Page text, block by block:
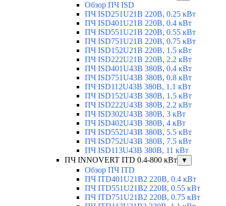
Обзор ПЧ ISD
ПЧ ISD251U21B 220В, 0.25 кВт
ПЧ ISD401U21B 220В, 0.4 кВт
ПЧ ISD551U21B 220В, 0.55 кВт
ПЧ ISD751U21B 220В, 0.75 кВт
ПЧ ISD152U21B 220В, 1.5 кВт
ПЧ ISD222U21B 220В, 2.2 кВт
ПЧ ISD401U43B 380В, 0.4 кВт
ПЧ ISD751U43B 380В, 0.8 кВт
ПЧ ISD112U43B 380В, 1.1 кВт
ПЧ ISD152U43B 380В, 1.5 кВт
ПЧ ISD222U43B 380В, 2.2 кВт
ПЧ ISD302U43B 380В, 3 кВт
ПЧ ISD402U43B 380В, 4 кВт
ПЧ ISD552U43B 380В, 5.5 кВт
ПЧ ISD752U43B 380В, 7.5 кВт
ПЧ ISD113U43B 380В, 11 кВт
ПЧ INNOVERT ITD 0.4-800 кВт
▼
Обзор ПЧ ITD
ПЧ ITD401U21B2 220В, 0.4 кВт
ПЧ ITD551U21B2 220В, 0.55 кВт
ПЧ ITD751U21B2 220В, 0.75 кВт